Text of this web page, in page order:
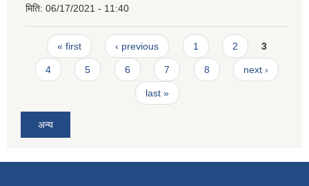
मिति: 06/17/2021 - 11:40
Pages
« first ‹ previous 1 2 3
4 5 6 7 8 next ›
last »
अन्य